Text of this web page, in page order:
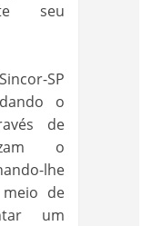
seu
SP
o
de
o
lhe
de
um